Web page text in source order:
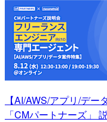
【AI/AWS/アプリ/デ
「CMパートナーズ」